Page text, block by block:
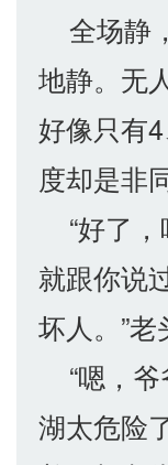
全场静
地静。无
好像只有
度却是非
“好了，
就跟你说
坏人。”老
“嗯，爷
湖太危险